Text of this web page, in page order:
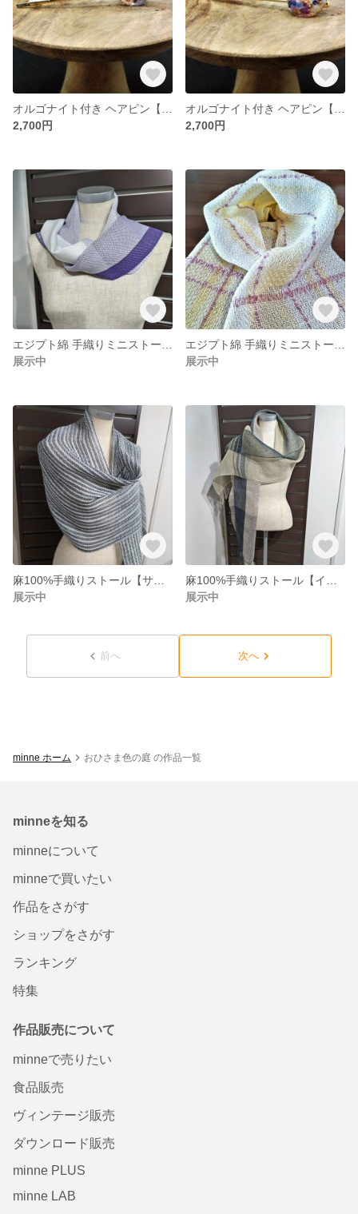
2,700円
2,700円
展示中
展示中
展示中
展示中
前へ 次へ
minne ホーム おひさま色の庭 の作品一覧
minneを知る
minneについて
minneで買いたい
作品をさがす
ショップをさがす
ランキング
特集
作品販売について
minneで売りたい
食品販売
ヴィンテージ販売
ダウンロード販売
minne PLUS
minne LAB